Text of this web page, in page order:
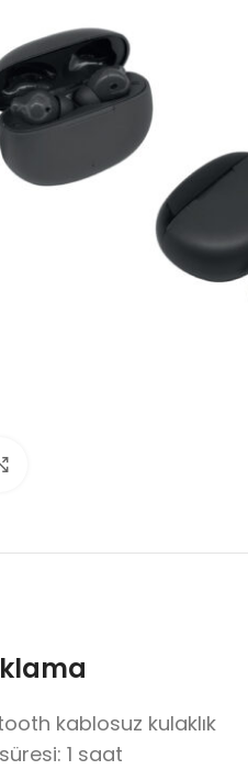
kablosuz kulaklık
1 saat